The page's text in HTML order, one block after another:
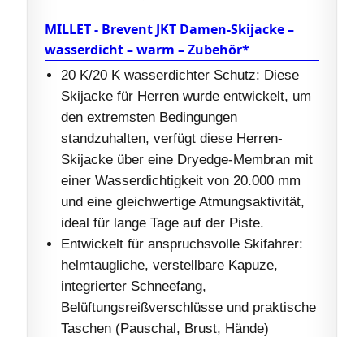
MILLET - Brevent JKT Damen-Skijacke –
wasserdicht – warm – Zubehör*
20 K/20 K wasserdichter Schutz: Diese
Skijacke für Herren wurde entwickelt, um
den extremsten Bedingungen
standzuhalten, verfügt diese Herren-
Skijacke über eine Dryedge-Membran mit
einer Wasserdichtigkeit von 20.000 mm
und eine gleichwertige Atmungsaktivität,
ideal für lange Tage auf der Piste.
Entwickelt für anspruchsvolle Skifahrer:
helmtaugliche, verstellbare Kapuze,
integrierter Schneefang,
Belüftungsreißverschlüsse und praktische
Taschen (Pauschal, Brust, Hände)